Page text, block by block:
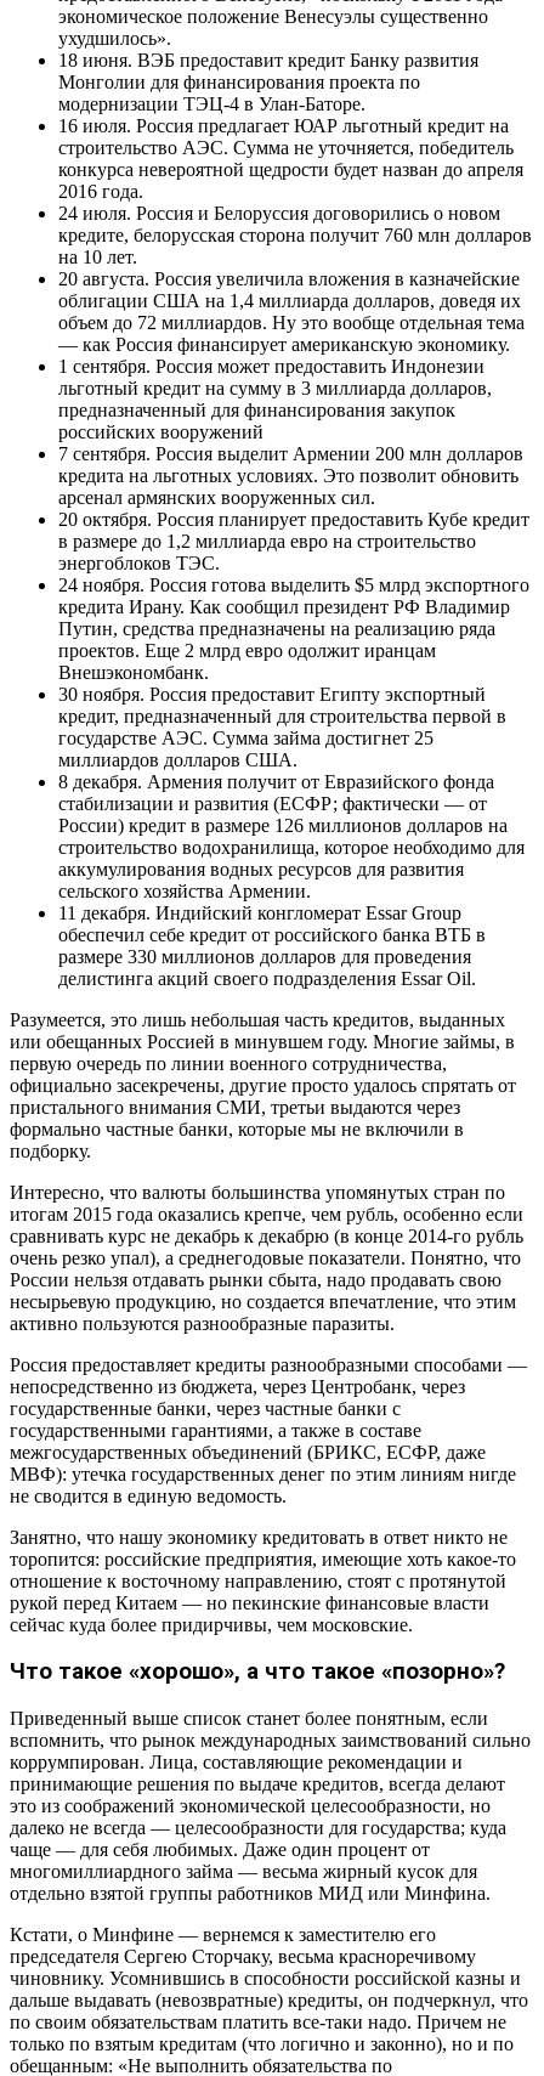
экономическое положение Венесуэлы существенно
ухудшилось».
18 июня. ВЭБ предоставит кредит Банку развития
Монголии для финансирования проекта по
модернизации ТЭЦ-4 в Улан-Баторе.
16 июля. Россия предлагает ЮАР льготный кредит на
строительство АЭС. Сумма не уточняется, победитель
конкурса невероятной щедрости будет назван до апреля
2016 года.
24 июля. Россия и Белоруссия договорились о новом
кредите, белорусская сторона получит 760 млн долларов
на 10 лет.
20 августа. Россия увеличила вложения в казначейские
облигации США на 1,4 миллиарда долларов, доведя их
объем до 72 миллиардов. Ну это вообще отдельная тема
— как Россия финансирует американскую экономику.
1 сентября. Россия может предоставить Индонезии
льготный кредит на сумму в 3 миллиарда долларов,
предназначенный для финансирования закупок
российских вооружений
7 сентября. Россия выделит Армении 200 млн долларов
кредита на льготных условиях. Это позволит обновить
арсенал армянских вооруженных сил.
20 октября. Россия планирует предоставить Кубе кредит
в размере до 1,2 миллиарда евро на строительство
энергоблоков ТЭС.
24 ноября. Россия готова выделить $5 млрд экспортного
кредита Ирану. Как сообщил президент РФ Владимир
Путин, средства предназначены на реализацию ряда
проектов. Еще 2 млрд евро одолжит иранцам
Внешэкономбанк.
30 ноября. Россия предоставит Египту экспортный
кредит, предназначенный для строительства первой в
государстве АЭС. Сумма займа достигнет 25
миллиардов долларов США.
8 декабря. Армения получит от Евразийского фонда
стабилизации и развития (ЕСФР; фактически — от
России) кредит в размере 126 миллионов долларов на
строительство водохранилища, которое необходимо для
аккумулирования водных ресурсов для развития
сельского хозяйства Армении.
11 декабря. Индийский конгломерат Essar Group
обеспечил себе кредит от российского банка ВТБ в
размере 330 миллионов долларов для проведения
делистинга акций своего подразделения Essar Oil.
Разумеется, это лишь небольшая часть кредитов, выданных
или обещанных Россией в минувшем году. Многие займы, в
первую очередь по линии военного сотрудничества,
официально засекречены, другие просто удалось спрятать от
пристального внимания СМИ, третьи выдаются через
формально частные банки, которые мы не включили в
подборку.
Интересно, что валюты большинства упомянутых стран по
итогам 2015 года оказались крепче, чем рубль, особенно если
сравнивать курс не декабрь к декабрю (в конце 2014-го рубль
очень резко упал), а среднегодовые показатели. Понятно, что
России нельзя отдавать рынки сбыта, надо продавать свою
несырьевую продукцию, но создается впечатление, что этим
активно пользуются разнообразные паразиты.
Россия предоставляет кредиты разнообразными способами —
непосредственно из бюджета, через Центробанк, через
государственные банки, через частные банки с
государственными гарантиями, а также в составе
межгосударственных объединений (БРИКС, ЕСФР, даже
МВФ): утечка государственных денег по этим линиям нигде
не сводится в единую ведомость.
Занятно, что нашу экономику кредитовать в ответ никто не
торопится: российские предприятия, имеющие хоть какое-то
отношение к восточному направлению, стоят с протянутой
рукой перед Китаем — но пекинские финансовые власти
сейчас куда более придирчивы, чем московские.
Что такое «хорошо», а что такое «позорно»?
Приведенный выше список станет более понятным, если
вспомнить, что рынок международных заимствований сильно
коррумпирован. Лица, составляющие рекомендации и
принимающие решения по выдаче кредитов, всегда делают
это из соображений экономической целесообразности, но
далеко не всегда — целесообразности для государства; куда
чаще — для себя любимых. Даже один процент от
многомиллиардного займа — весьма жирный кусок для
отдельно взятой группы работников МИД или Минфина.
Кстати, о Минфине — вернемся к заместителю его
председателя Сергею Сторчаку, весьма красноречивому
чиновнику. Усомнившись в способности российской казны и
дальше выдавать (невозвратные) кредиты, он подчеркнул, что
по своим обязательствам платить все-таки надо. Причем не
только по взятым кредитам (что логично и законно), но и по
обещанным: «Не выполнить обязательства по